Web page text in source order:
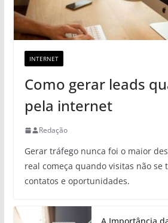
INTERNET
Como gerar leads
pela internet
Redação
Gerar tráfego nunca foi o maior
real começa quando visitas não se
contatos e oportunidades.